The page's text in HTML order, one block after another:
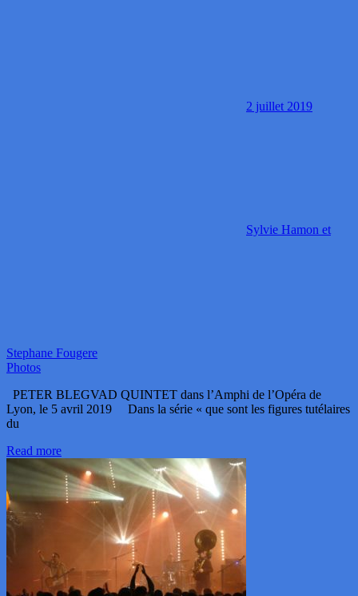
2 juillet 2019
Sylvie Hamon et
Stephane Fougere
Photos
PETER BLEGVAD QUINTET dans l’Amphi de l’Opéra de
Lyon, le 5 avril 2019 Dans la série « que sont les figures tutélaires
du
Read more